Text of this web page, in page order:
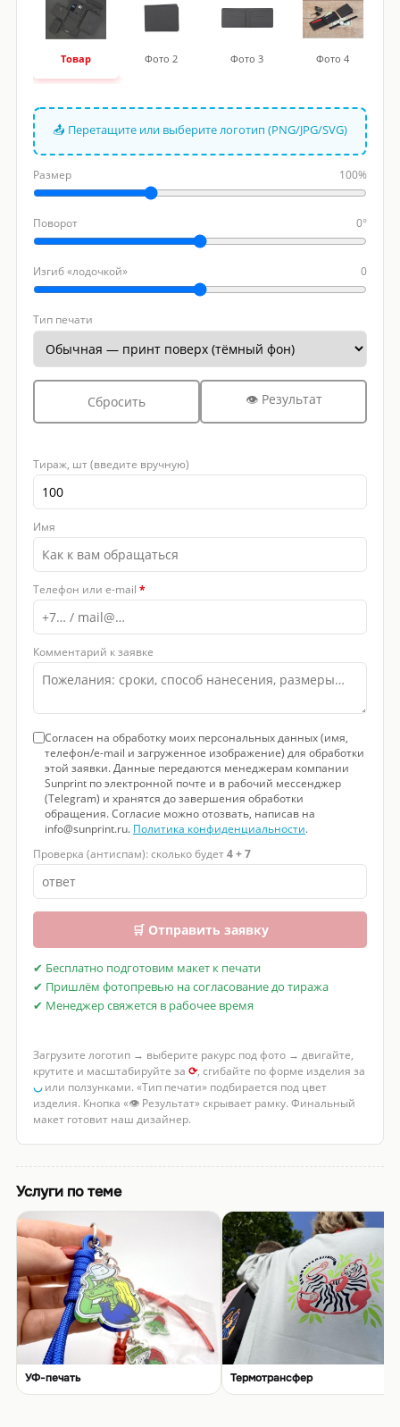
Товар Фото 2 Фото 3 Фото 4
📤 Перетащите или выберите логотип (PNG/JPG/SVG)
Размер 100%
Поворот 0°
Изгиб «лодочкой» 0
Тип печати
Сбросить 👁 Результат
Тираж, шт (введите вручную)
Имя
Телефон или e-mail *
Комментарий к заявке
Согласен на обработку моих персональных данных (имя,
телефон/e-mail и загруженное изображение) для обработки
этой заявки. Данные передаются менеджерам компании
Sunprint по электронной почте и в рабочий мессенджер
(Telegram) и хранятся до завершения обработки
обращения. Согласие можно отозвать, написав на
info@sunprint.ru. Политика конфиденциальности.
Проверка (антиспам): сколько будет4 + 7
🛒 Отправить заявку
✔ Бесплатно подготовим макет к печати
✔ Пришлём фотопревью на согласование до тиража
✔ Менеджер свяжется в рабочее время
Загрузите логотип → выберите ракурс под фото → двигайте,
крутите и масштабируйте за ⟳, сгибайте по форме изделия за
◡или ползунками. «Тип печати» подбирается под цвет
изделия. Кнопка «👁 Результат» скрывает рамку. Финальный
макет готовит наш дизайнер.
Услуги по теме
УФ-печать Термотрансфер